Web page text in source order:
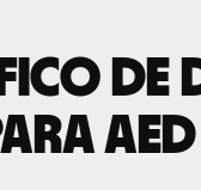
de
AED